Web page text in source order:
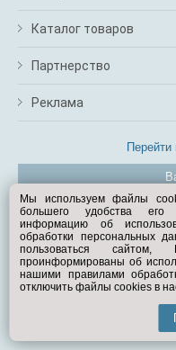
Каталог товаров
Партнерство
Реклама
©
Мы используем файлы
большего удобства его
информацию об
обработки персональных
пользоваться
проинформированы об
нашими правилами
отключить файлы cookies в